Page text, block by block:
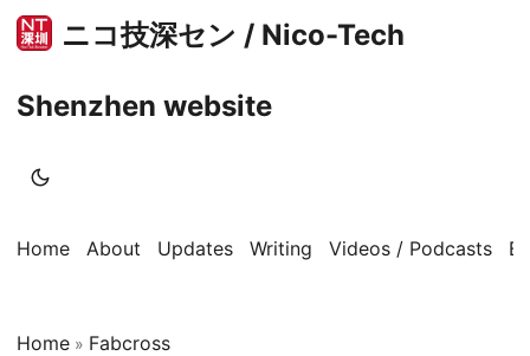
ニコ技深セン / Nico-Tech
Shenzhen website
Home About Updates Writing Videos / Podcasts
Home » Fabcross